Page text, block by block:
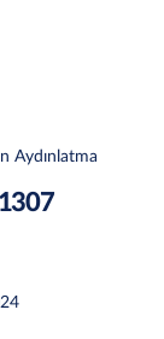
Aydınlatma